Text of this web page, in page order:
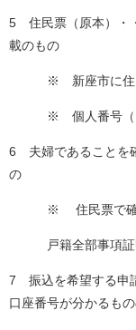
5 住民票（原本）・
載のもの
※ 新座市に住民
※ 個人番号（マイ
6 夫婦であることを
の
※ 住民票で確認
戸籍全部事項証
7 振込を希望する申
口座番号が分かるも